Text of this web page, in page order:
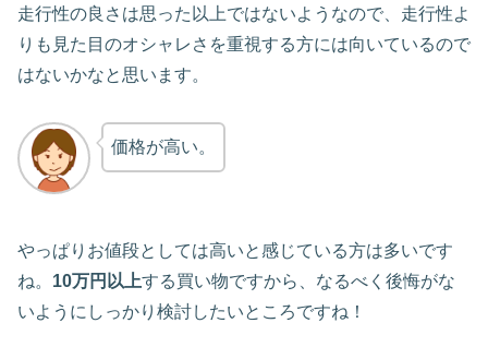
走行性の良さは思った以上ではないようなので、走行性よ
りも見た目のオシャレさを重視する方には向いているので
はないかなと思います。
価格が高い。
やっぱりお値段としては高いと感じている方は多いです
ね。 10万円以上する買い物ですから、なるべく後悔がな
いようにしっかり検討したいところですね！